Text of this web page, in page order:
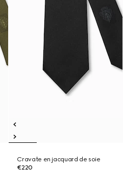
Cravate en jacquard de soie
€220